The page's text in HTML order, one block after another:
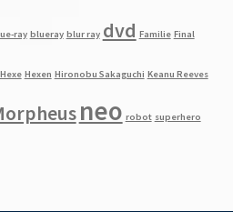
ray blueray blur ray dvd Familie Final
Hexe Hexen Hironobu Sakaguchi Keanu Reeves
neo robot superhero